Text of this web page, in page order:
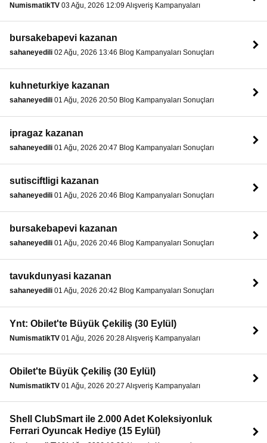
NumismatikTV 03 Ağu, 2026 12:09 Alışveriş Kampanyaları
bursakebapevi kazanan
sahaneyedili 02 Ağu, 2026 13:46 Blog Kampanyaları Sonuçları
kuhneturkiye kazanan
sahaneyedili 01 Ağu, 2026 20:50 Blog Kampanyaları Sonuçları
ipragaz kazanan
sahaneyedili 01 Ağu, 2026 20:47 Blog Kampanyaları Sonuçları
sutisciftligi kazanan
sahaneyedili 01 Ağu, 2026 20:46 Blog Kampanyaları Sonuçları
bursakebapevi kazanan
sahaneyedili 01 Ağu, 2026 20:46 Blog Kampanyaları Sonuçları
tavukdunyasi kazanan
sahaneyedili 01 Ağu, 2026 20:42 Blog Kampanyaları Sonuçları
Ynt: Obilet'te Büyük Çekiliş (30 Eylül)
NumismatikTV 01 Ağu, 2026 20:28 Alışveriş Kampanyaları
Obilet'te Büyük Çekiliş (30 Eylül)
NumismatikTV 01 Ağu, 2026 20:27 Alışveriş Kampanyaları
Shell ClubSmart ile 2.000 Adet Koleksiyonluk
Ferrari Oyuncak Hediye (15 Eylül)